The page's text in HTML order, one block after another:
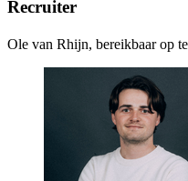
Recruiter
Ole van Rhijn, bereikbaar op